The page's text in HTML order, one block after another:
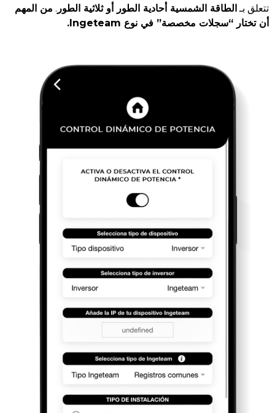
تتعلق بـ الطاقة الشمسية أحادية الطور أو ثلاثية الطور . من المهم
أن تختار “سجلات مخصصة” في نوع Ingeteam.